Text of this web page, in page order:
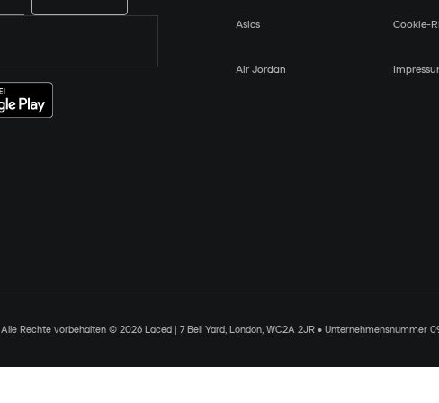
Asics
Air Jordan
Cookie-
Alle Rechte vorbehalten © 2026 Laced | 7 Bell Yard, London, WC2A 2JR • Unternehmensnummer